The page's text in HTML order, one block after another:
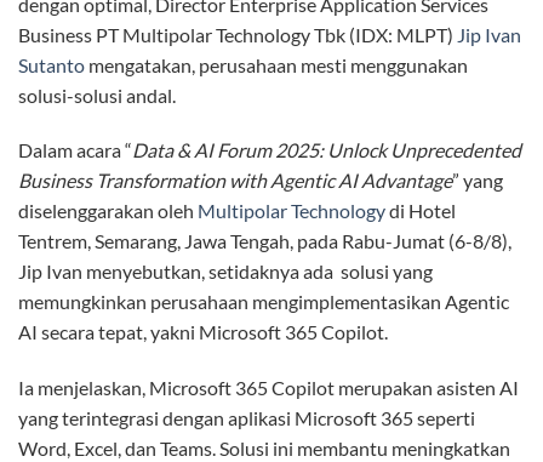
Business PT Multipolar Technology Tbk (IDX: MLPT) Jip Ivan
Sutanto mengatakan, perusahaan mesti menggunakan
solusi-solusi andal.
Dalam acara “Data & AI Forum 2025: Unlock Unprecedented
Business Transformation with Agentic AI Advantage” yang
diselenggarakan oleh Multipolar Technologydi Hotel
Tentrem, Semarang, Jawa Tengah, pada Rabu-Jumat (6-8/8),
Jip Ivan menyebutkan, setidaknya ada solusi yang
memungkinkan perusahaan mengimplementasikan Agentic
AI secara tepat, yakni Microsoft 365 Copilot.
Ia menjelaskan, Microsoft 365 Copilot merupakan asisten AI
yang terintegrasi dengan aplikasi Microsoft 365 seperti
Word, Excel, dan Teams. Solusi ini membantu meningkatkan